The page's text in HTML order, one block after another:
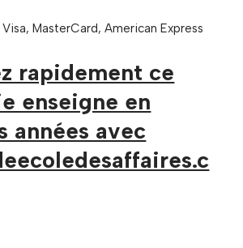
MasterCard, American Express
rapidement ce
enseigne en
années avec